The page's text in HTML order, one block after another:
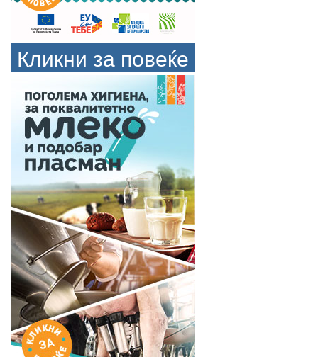
Кликни за повеќе